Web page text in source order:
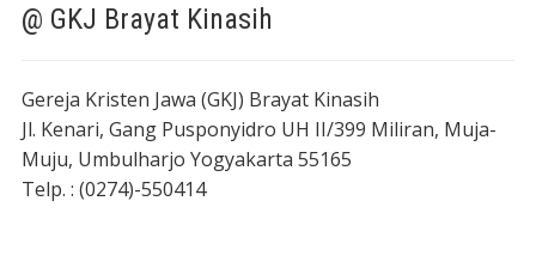
@ GKJ Brayat Kinasih
Gereja Kristen Jawa (GKJ) Brayat Kinasih
Jl. Kenari, Gang Pusponyidro UH II/399 Miliran, Muja-
Muju, Umbulharjo Yogyakarta 55165
Telp. : (0274)-550414